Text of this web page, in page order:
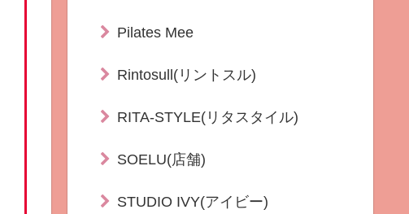
Pilates Mee
Rintosull(リントスル)
RITA-STYLE(リタスタイル)
SOELU(店舗)
STUDIO IVY(アイビー)